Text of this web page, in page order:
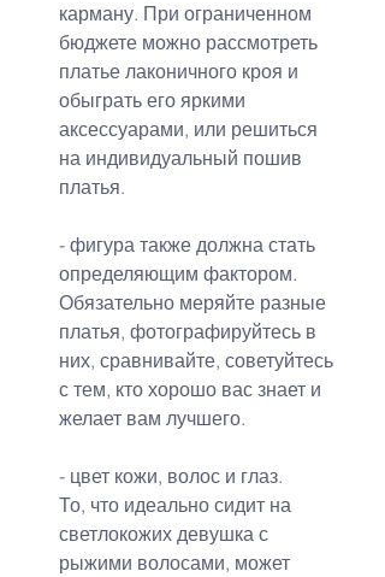
карману. При ограниченном
бюджете можно рассмотреть
платье лаконичного кроя и
обыграть его яркими
аксессуарами, или решиться
на индивидуальный пошив
платья.
- фигура также должна стать
определяющим фактором.
Обязательно меряйте разные
платья, фотографируйтесь в
них, сравнивайте, советуйтесь
с тем, кто хорошо вас знает и
желает вам лучшего.
- цвет кожи, волос и глаз.
То, что идеально сидит на
светлокожих девушка с
рыжими волосами, может